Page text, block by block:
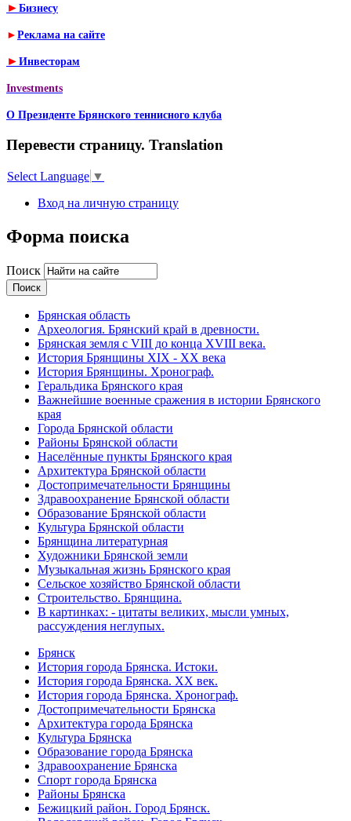
► Бизнесу
► Реклама на сайте
► Инвесторам
Investments
О Президенте Брянского теннисного клуба
Перевести страницу. Translation
Select Language ▼
Вход на личную страницу
Форма поиска
Поиск
Брянская область
Археология. Брянский край в древности.
Брянская земля с VIII до конца XVIII века.
История Брянщины XIX - XX века
История Брянщины. Хронограф.
Геральдика Брянского края
Важнейшие военные сражения в истории Брянского
края
Города Брянской области
Районы Брянской области
Населённые пункты Брянского края
Архитектура Брянской области
Достопримечательности Брянщины
Здравоохранение Брянской области
Образование Брянской области
Культура Брянской области
Брянщина литературная
Художники Брянской земли
Музыкальная жизнь Брянского края
Сельское хозяйство Брянской области
Строительство. Брянщина.
В картинках: - цитаты великих, мысли умных,
рассуждения неглупых.
Брянск
История города Брянска. Истоки.
История города Брянска. XX век.
История города Брянска. Хронограф.
Достопримечательности Брянска
Архитектура города Брянска
Культура Брянска
Образование города Брянска
Здравоохранение Брянска
Спорт города Брянска
Районы Брянска
Бежицкий район. Город Брянск.